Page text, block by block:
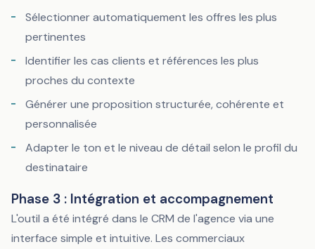
Sélectionner automatiquement les offres les plus
pertinentes
Identifier les cas clients et références les plus
proches du contexte
Générer une proposition structurée, cohérente et
personnalisée
Adapter le ton et le niveau de détail selon le profil du
destinataire
Phase 3 : Intégration et accompagnement
L'outil a été intégré dans le CRM de l'agence via une
interface simple et intuitive. Les commerciaux